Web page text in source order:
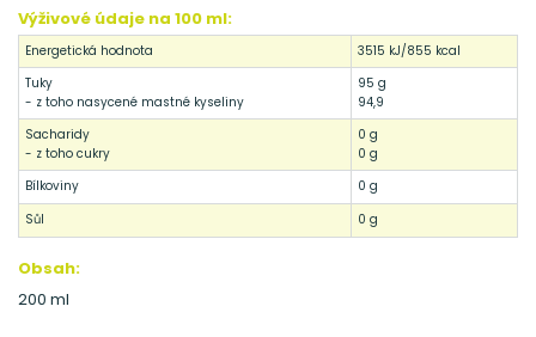
Výživové údaje na 100 ml:
Energetická hodnota
3515 kJ/855 kcal
Tuky
- z toho nasycené mastné kyseliny
95 g
94,9
Sacharidy
- z toho cukry
0 g
0 g
Bílkoviny
0 g
Sůl
0 g
Obsah:
200 ml